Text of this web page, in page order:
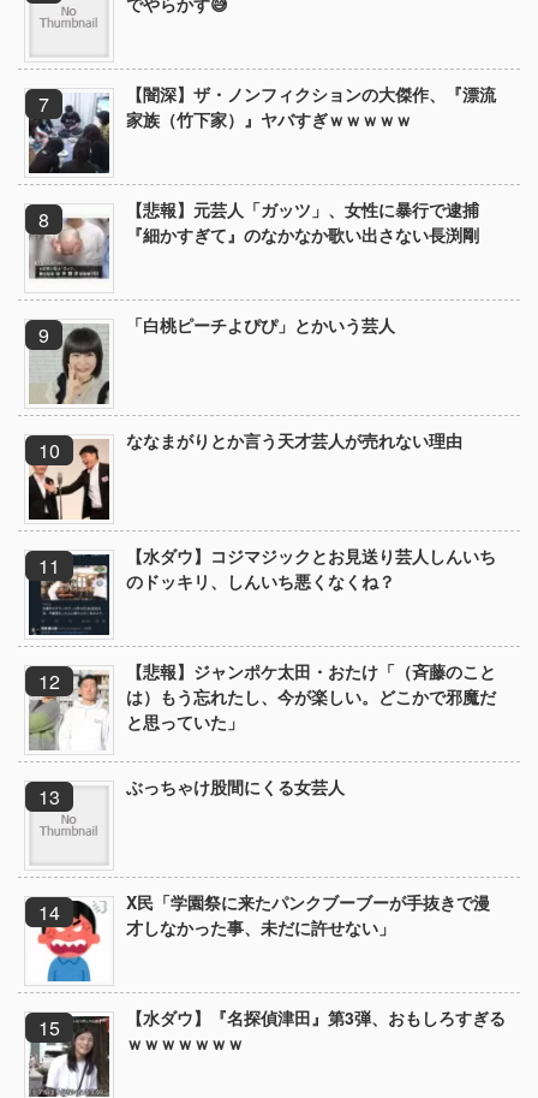
【闇深】ザ・ノンフィクションの大傑作、『漂流
家族（竹下家）』ヤバすぎｗｗｗｗｗ
【悲報】元芸人「ガッツ」、女性に暴行で逮捕
『細かすぎて』のなかなか歌い出さない長渕剛
「白桃ピーチよぴぴ」とかいう芸人
ななまがりとか言う天才芸人が売れない理由
【水ダウ】コジマジックとお見送り芸人しんいち
のドッキリ、しんいち悪くなくね？
【悲報】ジャンポケ太田・おたけ「（斉藤のこと
は）もう忘れたし、今が楽しい。どこかで邪魔だ
と思っていた」
ぶっちゃけ股間にくる女芸人
X民「学園祭に来たパンクブーブーが手抜きで漫
才しなかった事、未だに許せない」
【水ダウ】『名探偵津田』第3弾、おもしろすぎる
ｗｗｗｗｗｗｗ